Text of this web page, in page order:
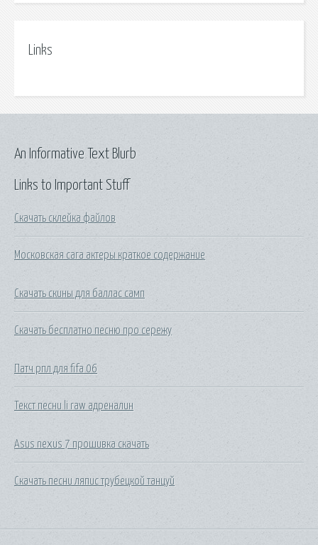
Links
Links to Important Stuff
Скачать склейка файлов
Московская сага актеры краткое содержание
Скачать скины для баллас самп
Скачать бесплатно песню про сережу
Патч рпл для fifa 06
Текст песни li raw адреналин
Asus nexus 7 прошивка скачать
Скачать песни ляпис трубецкой танцуй
An Informative Text Blurb